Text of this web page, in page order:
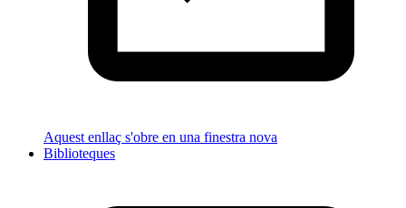
Aquest enllaç s'obre en una finestra nova
Biblioteques